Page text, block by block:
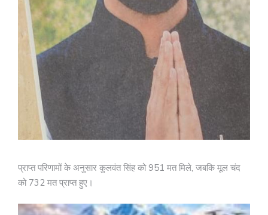
प्राप्त परिणामों के अनुसार कुलवंत सिंह को 951 मत मिले, जबकि मूल चंद
को 732 मत प्राप्त हुए।